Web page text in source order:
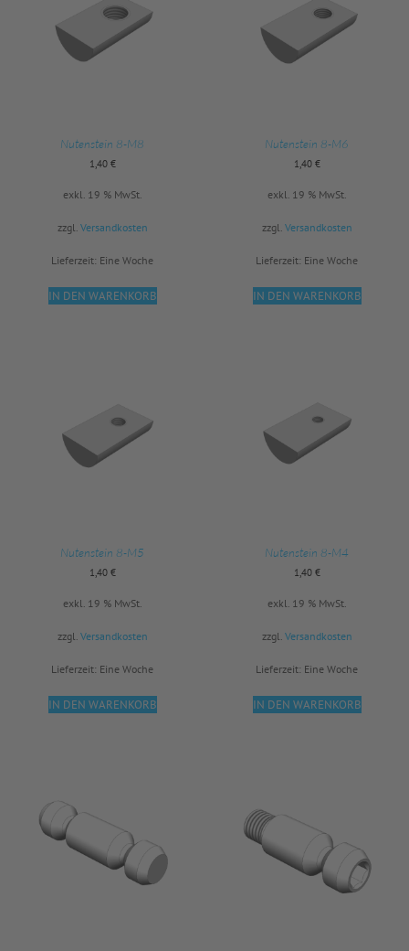
Nutenstein 8-M8
1,40 €
exkl. 19 % MwSt.
zzgl. Versandkosten
Lieferzeit: Eine Woche
IN DEN WARENKORB
Nutenstein 8-M6
1,40 €
exkl. 19 % MwSt.
zzgl. Versandkosten
Lieferzeit: Eine Woche
IN DEN WARENKORB
Nutenstein 8-M5
1,40 €
exkl. 19 % MwSt.
zzgl. Versandkosten
Lieferzeit: Eine Woche
IN DEN WARENKORB
Nutenstein 8-M4
1,40 €
exkl. 19 % MwSt.
zzgl. Versandkosten
Lieferzeit: Eine Woche
IN DEN WARENKORB